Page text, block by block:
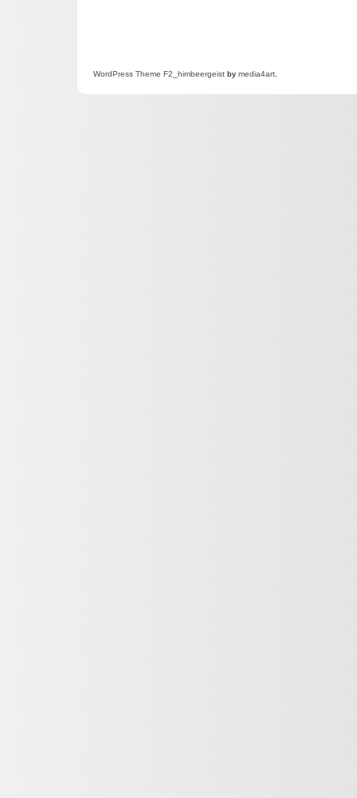
WordPress Theme F2 _himbeergeist by media4art